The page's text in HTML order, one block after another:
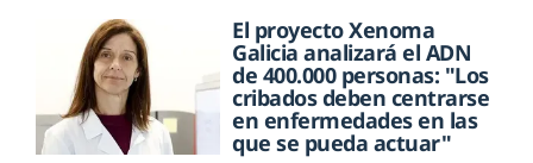
El proyecto Xenoma
Galicia analizará el ADN
de 400.000 personas: "Los
cribados deben centrarse
en enfermedades en las
que se pueda actuar"